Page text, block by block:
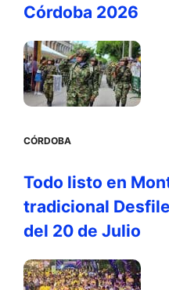
Córdoba 2026
CÓRDOBA
Todo listo en
tradicional
del 20 de Julio